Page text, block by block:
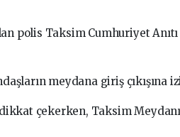
Taksim Cumhuriyet Anıtı
meydana giriş çıkışına
çekerken, Taksim